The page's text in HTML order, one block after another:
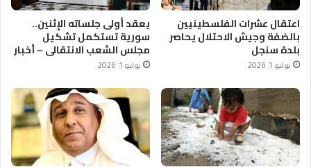
اعتقال عشرات الفلسطينيين
بالضفة وجيش الاحتلال يحاصر
بلدة سنجل
يوليو 1, 2026
يعقد أولى جلساته الإثنين..
سورية تستكمل تشكيل
مجلس الشعب الانتقالي – أخبار
السعودية
يوليو 1, 2026